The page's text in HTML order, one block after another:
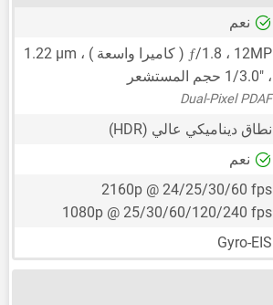
نعم
12MP ، ƒ/1.8 ( كاميرا واسعة ) ،
1.22 μm
، 1/3.0" حجم المستشعر
Dual-Pixel PDAF
نطاق ديناميكي عالي (HDR)
نعم
2160p @ 24/25/30/60 fps
1080p @ 25/30/60/120/240 fps
Gyro-EIS